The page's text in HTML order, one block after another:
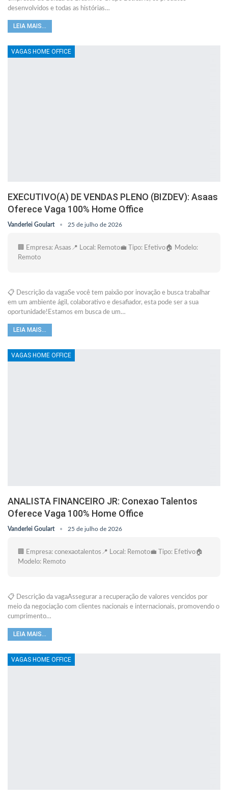
desenvolvidos e todas as histórias…
LEIA MAIS...
VAGAS HOME OFFICE
EXECUTIVO(A) DE VENDAS PLENO (BIZDEV): Asaas
Oferece Vaga 100% Home Office
Vanderlei Goulart 25 de julho de 2026
🏢 Empresa: Asaas📍 Local: Remoto💼 Tipo: Efetivo🏠 Modelo:
Remoto
📋 Descrição da vagaSe você tem paixão por inovação e busca trabalhar
em um ambiente ágil, colaborativo e desafiador, esta pode ser a sua
oportunidade!Estamos em busca de um…
LEIA MAIS...
VAGAS HOME OFFICE
ANALISTA FINANCEIRO JR: Conexao Talentos
Oferece Vaga 100% Home Office
Vanderlei Goulart 25 de julho de 2026
🏢 Empresa: conexaotalentos📍 Local: Remoto💼 Tipo: Efetivo🏠
Modelo: Remoto
📋 Descrição da vagaAssegurar a recuperação de valores vencidos por
meio da negociação com clientes nacionais e internacionais, promovendo o
cumprimento…
LEIA MAIS...
VAGAS HOME OFFICE